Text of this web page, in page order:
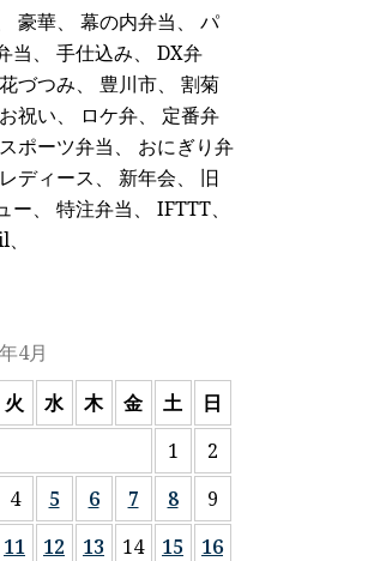
豪華、 幕の内弁当、 パ
当、 手仕込み、 DX弁
花づつみ、 豊川市、 割菊
お祝い、 ロケ弁、 定番弁
スポーツ弁当、 おにぎり弁
レディース、 新年会、 旧
ー、 特注弁当、 IFTTT、
、
4月
火 水 木 金 土
日
1
2
4 5 6 7 8
9
11 12 13 14 15
16